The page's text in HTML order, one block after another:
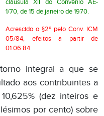
cláusula XII do Convênio AE-
1/70, de 15 de janeiro de 1970.
Acrescido o §2º pelo Conv. ICM
05/84, efeitos a partir de
01.06.84.
integral a que se
aos contribuintes a
(dez inteiros e
por cento) sobre